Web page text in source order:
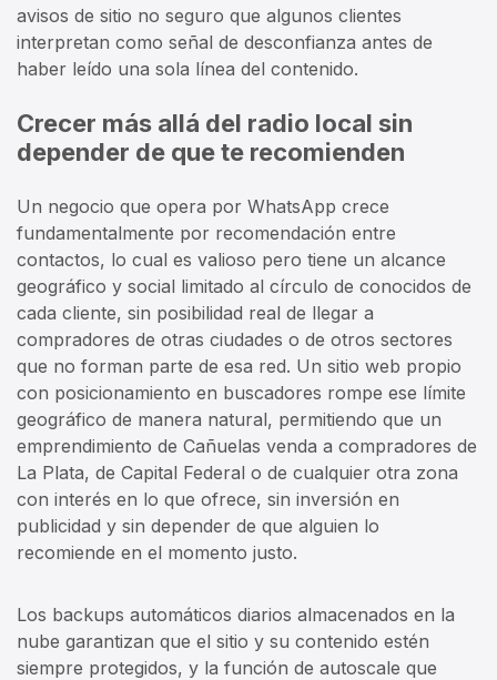
avisos de sitio no seguro que algunos clientes
interpretan como señal de desconfianza antes de
haber leído una sola línea del contenido.
Crecer más allá del radio local sin
depender de que te recomienden
Un negocio que opera por WhatsApp crece
fundamentalmente por recomendación entre
contactos, lo cual es valioso pero tiene un alcance
geográfico y social limitado al círculo de conocidos de
cada cliente, sin posibilidad real de llegar a
compradores de otras ciudades o de otros sectores
que no forman parte de esa red. Un sitio web propio
con posicionamiento en buscadores rompe ese límite
geográfico de manera natural, permitiendo que un
emprendimiento de Cañuelas venda a compradores de
La Plata, de Capital Federal o de cualquier otra zona
con interés en lo que ofrece, sin inversión en
publicidad y sin depender de que alguien lo
recomiende en el momento justo.
Los backups automáticos diarios almacenados en la
nube garantizan que el sitio y su contenido estén
siempre protegidos, y la función de autoscale que